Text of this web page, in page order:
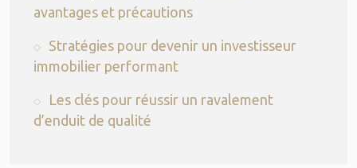
avantages et précautions
Stratégies pour devenir un investisseur
immobilier performant
Les clés pour réussir un ravalement
d’enduit de qualité